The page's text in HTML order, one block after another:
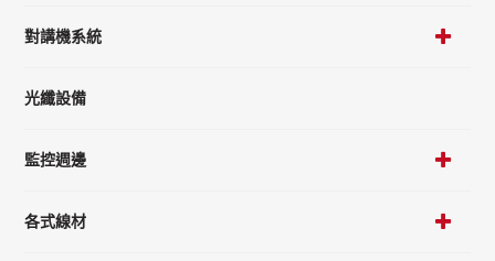
對講機系統
光纖設備
監控週邊
各式線材